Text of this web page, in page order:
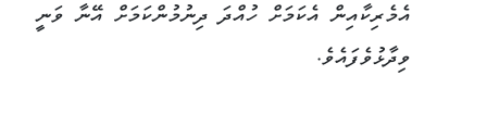
އެމެރިކާއިން އެކަމަށް ހުއްދަ ދިނުމުންކަމަށް އޭނާ ވަނީ
ވިދާޅުވެފައެވެ.